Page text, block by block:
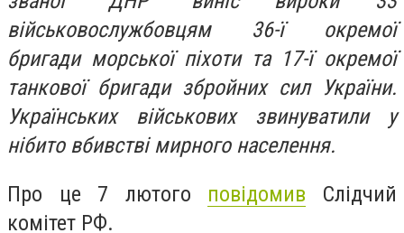
військовослужбовцям 36-ї окремої
бригади морської піхоти та 17-ї окремої
танкової бригади збройних сил України.
Українських військових звинуватили у
нібито вбивстві мирного населення.
Про це 7 лютого повідомив Слідчий
комітет РФ.